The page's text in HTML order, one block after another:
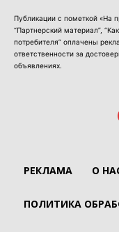
Публикации с пометкой «На
“Партнерский материал”,
потребителя” оплачены
ответственности за
объявлениях.
РЕКЛАМА О
ПОЛИТИКА